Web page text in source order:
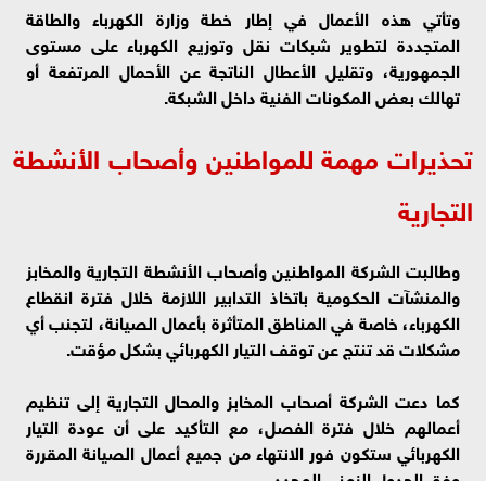
وتأتي هذه الأعمال في إطار خطة وزارة الكهرباء والطاقة
المتجددة لتطوير شبكات نقل وتوزيع الكهرباء على مستوى
الجمهورية، وتقليل الأعطال الناتجة عن الأحمال المرتفعة أو
تهالك بعض المكونات الفنية داخل الشبكة.
تحذيرات مهمة للمواطنين وأصحاب الأنشطة
التجارية
وطالبت الشركة المواطنين وأصحاب الأنشطة التجارية والمخابز
والمنشآت الحكومية باتخاذ التدابير اللازمة خلال فترة انقطاع
الكهرباء، خاصة في المناطق المتأثرة بأعمال الصيانة، لتجنب أي
مشكلات قد تنتج عن توقف التيار الكهربائي بشكل مؤقت.
كما دعت الشركة أصحاب المخابز والمحال التجارية إلى تنظيم
أعمالهم خلال فترة الفصل، مع التأكيد على أن عودة التيار
الكهربائي ستكون فور الانتهاء من جميع أعمال الصيانة المقررة